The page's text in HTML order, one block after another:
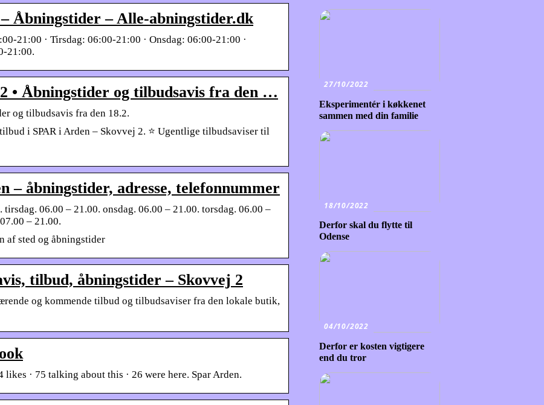
Åbningstider – Alle-abningstider.dk
21:00 · Tirsdag: 06:00-21:00 · Onsdag: 06:00-21:00 ·
21:00.
• Åbningstider og tilbudsavis fra den …
og tilbudsavis fra den 18.2.
i SPAR i Arden – Skovvej 2. ⭐ Ugentlige tilbudsaviser til
åbningstider, adresse, telefonnummer
06.00 – 21.00. onsdag. 06.00 – 21.00. torsdag. 06.00 –
– 21.00.
sted og åbningstider
tilbud, åbningstider – Skovvej 2
og kommende tilbud og tilbudsaviser fra den lokale butik,
likes · 75 talking about this · 26 were here. Spar Arden.
27/10/2022
Eksperimentér i køkkenet
sammen med din familie
18/10/2022
Derfor skal du flytte til
Odense
04/10/2022
Derfor er kosten vigtigere
end du tror